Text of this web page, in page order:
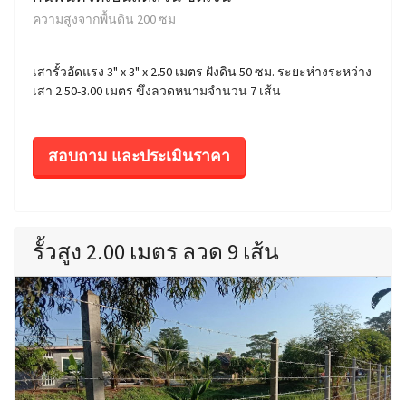
ความสูงจากพื้นดิน 200 ซม
เสารั้วอัดแรง 3" x 3" x 2.50 เมตร ฝังดิน 50 ซม. ระยะห่างระหว่าง
เสา 2.50-3.00 เมตร ขึงลวดหนามจำนวน 7 เส้น
สอบถาม และประเมินราคา
รั้วสูง 2.00 เมตร ลวด 9 เส้น